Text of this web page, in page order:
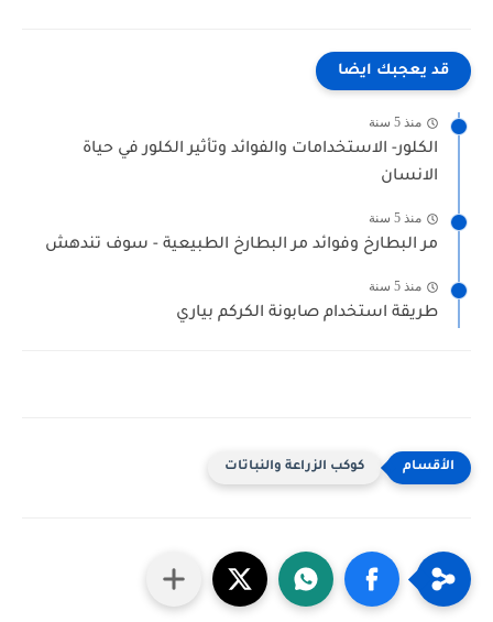
قد يعجبك ايضا
منذ 5 سنة
الكلور- الاستخدامات والفوائد وتأثير الكلور في حياة
الانسان
منذ 5 سنة
مر البطارخ وفوائد مر البطارخ الطبيعية - سوف تندهش
منذ 5 سنة
طريقة استخدام صابونة الكركم بياري
كوكب الزراعة والنباتات